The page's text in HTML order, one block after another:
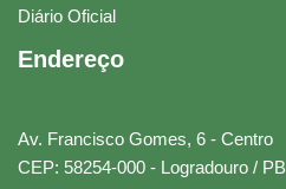
Diário Oficial
Endereço
Av. Francisco Gomes, 6 - Centro
CEP: 58254-000 - Logradouro / PB